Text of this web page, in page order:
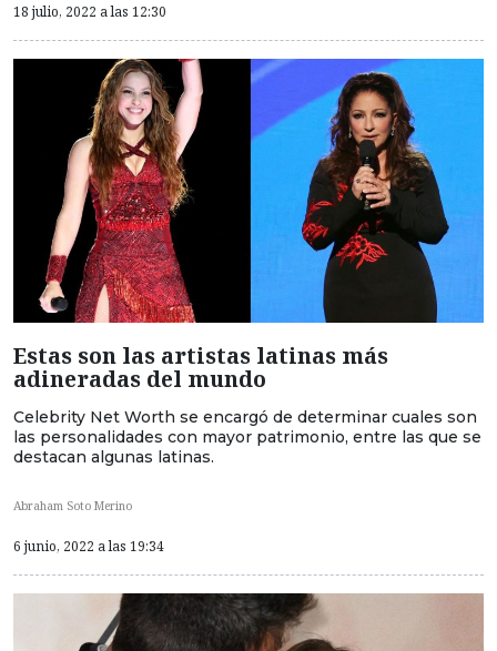
18 julio, 2022 a las 12:30
Estas son las artistas latinas más
adineradas del mundo
Celebrity Net Worth se encargó de determinar cuales son
las personalidades con mayor patrimonio, entre las que se
destacan algunas latinas.
Abraham Soto Merino
6 junio, 2022 a las 19:34